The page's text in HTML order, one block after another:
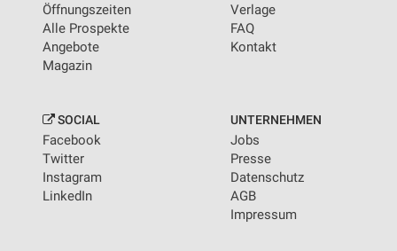
Öffnungszeiten
Alle Prospekte
Angebote
Magazin
Verlage
FAQ
Kontakt
SOCIAL
Facebook
Twitter
Instagram
LinkedIn
UNTERNEHMEN
Jobs
Presse
Datenschutz
AGB
Impressum